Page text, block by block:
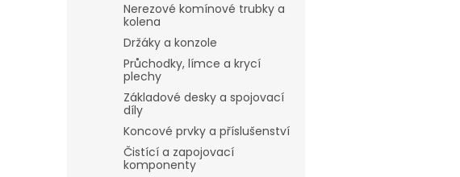
Nerezové komínové trubky a
kolena
Držáky a konzole
Průchodky, límce a krycí
plechy
Základové desky a spojovací
díly
Koncové prvky a příslušenství
Čistící a zapojovací
komponenty